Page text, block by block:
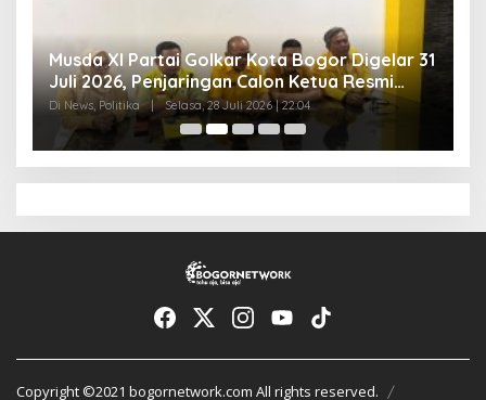
Musda XI Partai Golkar Kota Bogor Digelar 31
Juli 2026, Penjaringan Calon Ketua Resmi
Dibuka
Di News, Politika Selasa, 28 Juli 2026 | 22:04
Copyright ©2021 bogornetwork.com All rights reserved.